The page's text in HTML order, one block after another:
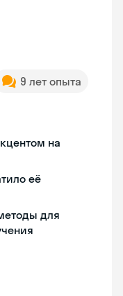
9 лет опыта
на
её
для